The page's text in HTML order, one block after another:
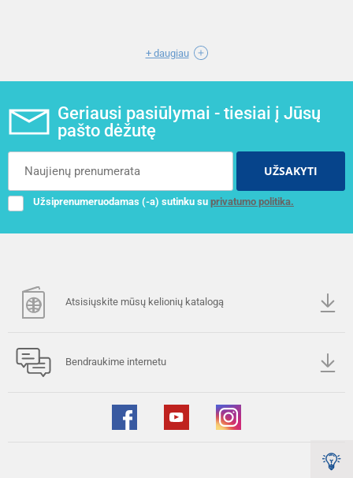
+ daugiau
Geriausi pasiūlymai - tiesiai į Jūsų
pašto dėžutę
UŽSAKYTI
Užsiprenumeruodamas (-a) sutinku su privatumo politika.
Atsisiųskite mūsų kelionių katalogą
Bendraukime internetu